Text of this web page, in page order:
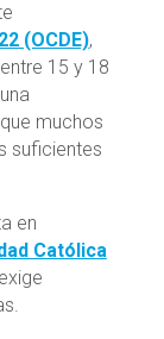
(OCDE),
15 y 18
muchos
suficientes
en
Católica